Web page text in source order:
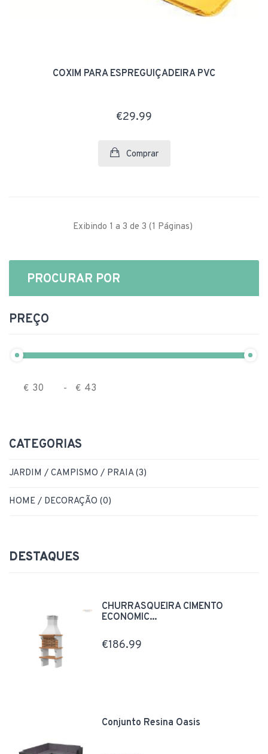
PROCURAR POR
PREÇO
€ - €
CATEGORIAS
JARDIM / CAMPISMO / PRAIA (3)
HOME / DECORAÇÃO (0)
DESTAQUES
CHURRASQUEIRA CIMENTO
ECONOMIC...
€186.99
Conjunto Resina Oasis
COXIM PARA ESPREGUIÇADEIRA PVC
€29.99
Comprar
Exibindo 1 a 3 de 3 (1 Páginas)